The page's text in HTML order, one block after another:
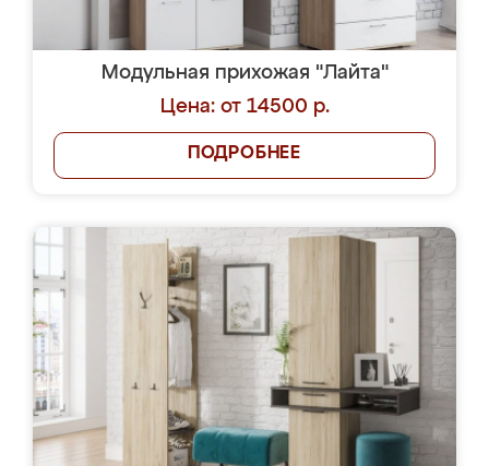
Модульная прихожая "Лайта"
Цена: от 14500 р.
ПОДРОБНЕЕ